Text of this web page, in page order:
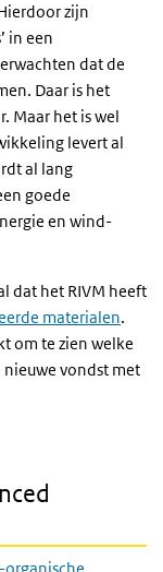
zijn
in een
dat de
Daar is het
Maar het is wel
levert al
al lang
goede
en wind-
dat het RIVM heeft
materialen.
om te zien welke
nieuwe vondst met